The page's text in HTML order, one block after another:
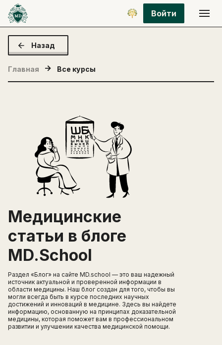
Войти
Назад
Главная Все курсы
Медицинские
статьи в блоге
MD.School
Раздел «Блог» на сайте MD.school — это ваш надежный
источник актуальной и проверенной информации в
области медицины. Наш блог создан для того, чтобы вы
могли всегда быть в курсе последних научных
достижений и инноваций в медицине. Здесь вы найдете
информацию, основанную на принципах доказательной
медицины, которая поможет вам в профессиональном
развитии и улучшении качества медицинской помощи.